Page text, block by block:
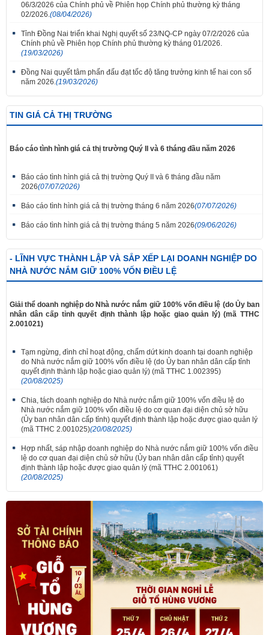
06/3/2026 của Chính phủ về Phiên họp Chính phủ thường kỳ tháng
02/2026. (08/04/2026)
Tỉnh Đồng Nai triển khai Nghị quyết số 23/NQ-CP ngày 07/2/2026 của
Chính phủ về Phiên họp Chính phủ thường kỳ tháng 01/2026.
(19/03/2026)
Đồng Nai quyết tâm phấn đấu đạt tốc độ tăng trưởng kinh tế hai con số
năm 2026. (19/03/2026)
TIN GIÁ CẢ THỊ TRƯỜNG
Báo cáo tình hình giá cả thị trường Quý II và 6 tháng đầu năm 2026
Báo cáo tình hình giá cả thị trường Quý II và 6 tháng đầu năm
2026(07/07/2026)
Báo cáo tình hình giá cả thị trường tháng 6 năm 2026(07/07/2026)
Báo cáo tình hình giá cả thị trường tháng 5 năm 2026(09/06/2026)
- LĨNH VỰC THÀNH LẬP VÀ SẮP XẾP LẠI DOANH NGHIỆP DO
NHÀ NƯỚC NẮM GIỮ 100% VỐN ĐIỀU LỆ
Giải thể doanh nghiệp do Nhà nước nắm giữ 100% vốn điều lệ (do Ủy ban
nhân dân cấp tỉnh quyết định thành lập hoặc giao quản lý) (mã TTHC
2.001021)
Tạm ngừng, đình chỉ hoạt động, chấm dứt kinh doanh tại doanh nghiệp
do Nhà nước nắm giữ 100% vốn điều lệ (do Ủy ban nhân dân cấp tỉnh
quyết định thành lập hoặc giao quản lý) (mã TTHC 1.002395)
(20/08/2025)
Chia, tách doanh nghiệp do Nhà nước nắm giữ 100% vốn điều lệ do
Nhà nước nắm giữ 100% vốn điều lệ do cơ quan đại diện chủ sở hữu
(Ủy ban nhân dân cấp tỉnh) quyết định thành lập hoặc được giao quản lý
(mã TTHC 2.001025)(20/08/2025)
Hợp nhất, sáp nhập doanh nghiệp do Nhà nước nắm giữ 100% vốn điều
lệ do cơ quan đại diện chủ sở hữu (Ủy ban nhân dân cấp tỉnh) quyết
định thành lập hoặc được giao quản lý (mã TTHC 2.001061)
(20/08/2025)